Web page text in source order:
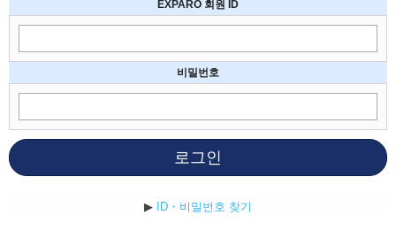
EXPARO 회원 ID
비밀번호
로그인
▶ ID・비밀번호 찾기